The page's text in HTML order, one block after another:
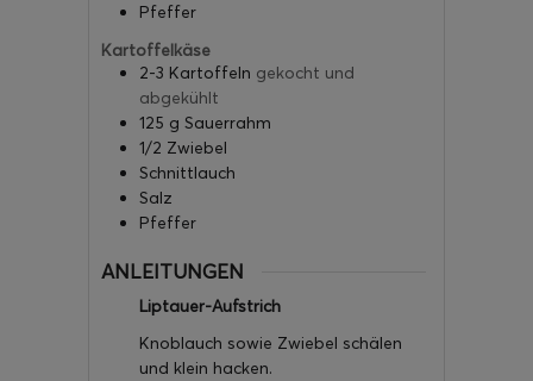
Pfeffer
Kartoffelkäse
2-3 Kartoffeln gekocht und
abgekühlt
125 g Sauerrahm
1/2 Zwiebel
Schnittlauch
Salz
Pfeffer
ANLEITUNGEN
Liptauer-Aufstrich
Knoblauch sowie Zwiebel schälen
und klein hacken.